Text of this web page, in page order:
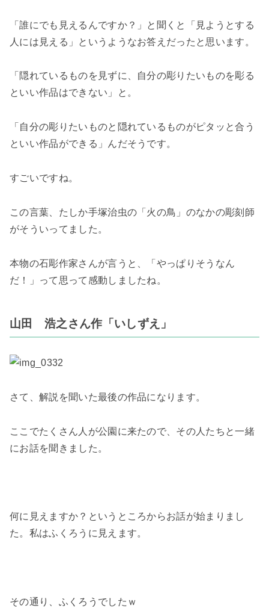
「誰にでも見えるんですか？」と聞くと「見ようとする
人には見える」というようなお答えだったと思います。
「隠れているものを見ずに、自分の彫りたいものを彫る
といい作品はできない」と。
「自分の彫りたいものと隠れているものがピタッと合う
といい作品ができる」
んだそうです。
すごいですね。
この言葉、たしか手塚治虫の「火の鳥」のなかの彫刻師
がそういってました。
本物の石彫作家さんが言うと、「やっぱりそうなん
だ！」って思って感動しましたね。
山田 浩之さん作「いしずえ」
さて、解説を聞いた最後の作品になります。
ここでたくさん人が公園に来たので、その人たちと一緒
にお話を聞きました。
何に見えますか？というところからお話が始まりまし
た。私はふくろうに見えます。
その通り、ふくろうでしたｗ